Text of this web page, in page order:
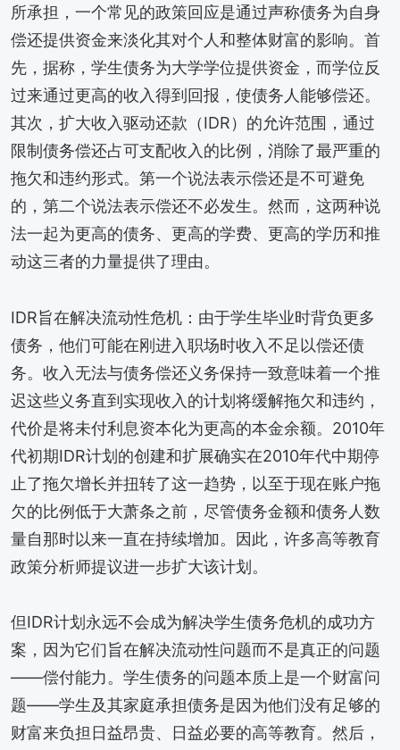
所承担，一个常见的政策回应是通过声称债务为自身
偿还提供资金来淡化其对个人和整体财富的影响。首
先，据称，学生债务为大学学位提供资金，而学位反
过来通过更高的收入得到回报，使债务人能够偿还。
其次，扩大收入驱动还款（IDR）的允许范围，通过
限制债务偿还占可支配收入的比例，消除了最严重的
拖欠和违约形式。第一个说法表示偿还是不可避免
的，第二个说法表示偿还不必发生。然而，这两种说
法一起为更高的债务、更高的学费、更高的学历和推
动这三者的力量提供了理由。
IDR旨在解决流动性危机：由于学生毕业时背负更多
债务，他们可能在刚进入职场时收入不足以偿还债
务。收入无法与债务偿还义务保持一致意味着一个推
迟这些义务直到实现收入的计划将缓解拖欠和违约，
代价是将未付利息资本化为更高的本金余额。2010年
代初期IDR计划的创建和扩展确实在2010年代中期停
止了拖欠增长并扭转了这一趋势，以至于现在账户拖
欠的比例低于大萧条之前，尽管债务金额和债务人数
量自那时以来一直在持续增加。因此，许多高等教育
政策分析师提议进一步扩大该计划。
但IDR计划永远不会成为解决学生债务危机的成功方
案，因为它们旨在解决流动性问题而不是真正的问题
——偿付能力。学生债务的问题本质上是一个财富问
题——学生及其家庭承担债务是因为他们没有足够的
财富来负担日益昂贵、日益必要的高等教育。然后，